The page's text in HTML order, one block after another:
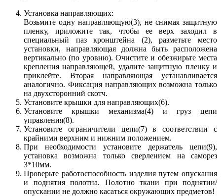
Установка направляющих:
Возьмите одну направляющую(3), не снимая защитную
пленку, приложите так, чтобы ее верх заходил в
специальный паз кронштейна (2), разметьте место
установки, направляющая должна быть расположена
вертикально (по уровню). Очистите и обезжирьте места
крепления направляющей, удалите защитную пленку и
приклейте. Вторая направляющая устанавливается
аналогично. Фиксация направляющих возможна только
на двухсторонний скотч.
Установите крышки для направляющих(6).
Установите крышки механизма(4) и груз цепи
управления(8).
Установите ограничители цепи(7) в соответствии с
крайними верхним и нижним положением.
При необходимости установите держатель цепи(9),
установка возможна только сверлением на саморез
3*10мм.
Проверьте работоспособность изделия путем опускания
и поднятия полотна. Полотно ткани при поднятии/
опускании не должно касаться окружающих предметов!